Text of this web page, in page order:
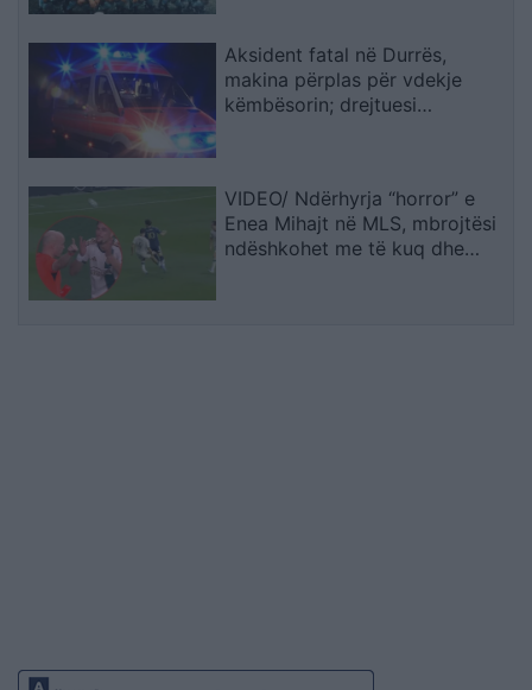
Aksident fatal në Durrës,
makina përplas për vdekje
këmbësorin; drejtuesi
VIDEO/ Ndërhyrja “horror” e
Enea Mihajt në MLS, mbrojtësi
ndëshkohet me të kuq dhe